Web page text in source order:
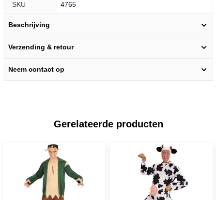
SKU 4765
Beschrijving
Verzending & retour
Neem contact op
Gerelateerde producten